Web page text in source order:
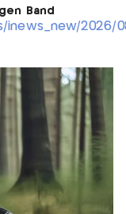
Band